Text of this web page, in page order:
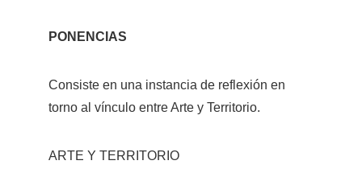
PONENCIAS
Consiste en una instancia de reflexión en
torno al vínculo entre Arte y Territorio.
ARTE Y TERRITORIO